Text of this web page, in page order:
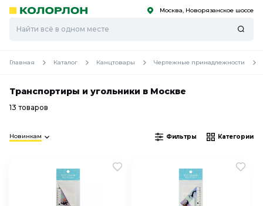
Скоро
Скоро Москва, Новорязанское шоссе
Главная Каталог Канцтовары Чертежные принадлежности
Транспортиры и угольники в Москве
13 товаров
Новинкам Фильтры Категории